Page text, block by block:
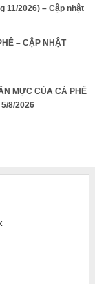
11/2026) – Cập nhật
– CẬP NHẬT
MỰC CỦA CÀ PHÊ
8/2026